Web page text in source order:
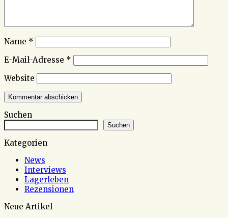
Name *
E-Mail-Adresse *
Website
Suchen
Suchen
Kategorien
News
Interviews
Lagerleben
Rezensionen
Neue Artikel